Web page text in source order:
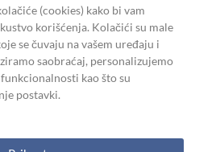
2026. Hidroterm Jagodina
(cookies) kako bi vam
korišćenja. Kolačići su male
se čuvaju na vašem uređaju i
saobraćaj, personalizujemo
kao što su
postavki.